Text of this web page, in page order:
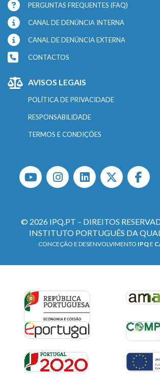
PERGUNTAS FREQUENTES (FAQ)
CANAL DE DENÚNCIA INTERNA
CANAL DE DENÚNCIA EXTERNA
CONTACTOS
AVISOS LEGAIS
POLÍTICA DE PRIVACIDADE
RESPONSABILIDADE
TERMOS E CONDIÇÕES
© 2026 IPQ.PT – DIREITOS
INSTITUTO PORTUGUÊS DA
CONCEÇÃO E DESENVOLVIMENTO IPQE